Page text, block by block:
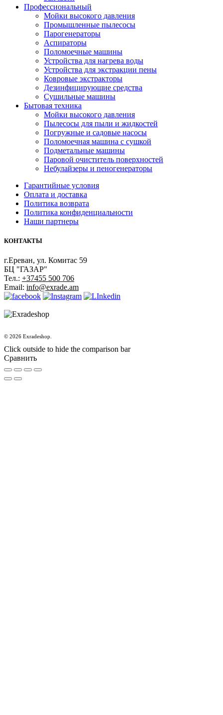
Профессиональный
Мойки высокого давления
Промышленные пылесосы
Парогенераторы
Аспираторы
Поломоечные машины
Устройства для нагрева воды
Устройства для экстракции пены
Ковровые экстракторы
Дезинфицирующие средства
Сушильные машины
Бытовая техника
Мойки высокого давления
Пылесосы для пыли и жидкостей
Погружные и садовые насосы
Поломоечная машина с сушкой
Подметальные машины
Паровой очиститель поверхностей
Небулайзеры и пеногенераторы
Гарантийные условия
Оплата и доставка
Политика возврата
Политика конфиденциальности
Наши партнеры
КОНТАКТЫ
г.Ереван, ул. Комитас 59
БЦ "ГАЗАР"
Тел.: +37455 500 706
Email: info@exrade.am
© 2026 Exradeshop.
Click outside to hide the comparison bar
Сравнить